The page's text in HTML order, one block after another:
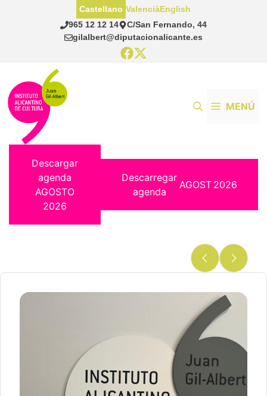
965 12 12 14
C/San Fernando, 44
gilalbert@diputacionalicante.es
Castellano ValenciàEnglish
MENÚ
Descargar
agenda
AGOSTO
2026
Descarregar
agenda
AGOST 2026